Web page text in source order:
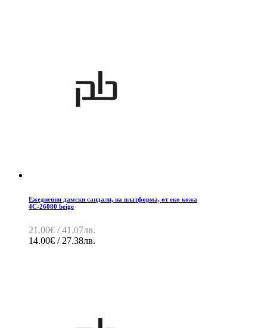
Ежедневни дамски сандали, на платформа, от еко кожа
4C-26080 beige
21.00€ / 41.07лв.
14.00€ / 27.38лв.